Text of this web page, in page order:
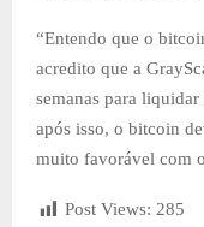
“Entendo que o
acredito que a
semanas para
após isso, o bitcoin
muito favorável com
Post Views: 285